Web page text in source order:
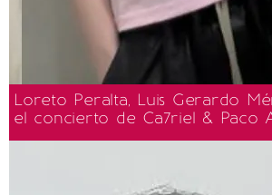
Loreto Peralta, Luis Gerardo
el concierto de Ca7riel & Paco